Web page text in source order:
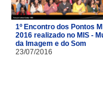
1º Encontro dos Pontos
2016 realizado no MIS -
da Imagem e do Som
23/07/2016